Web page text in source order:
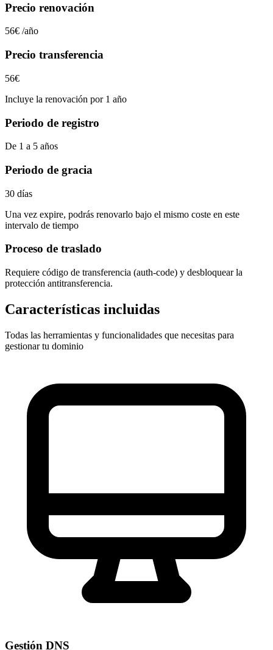
Precio renovación
56€ /año
Precio transferencia
56€
Incluye la renovación por 1 año
Periodo de registro
De 1 a 5 años
Periodo de gracia
30 días
Una vez expire, podrás renovarlo bajo el mismo coste en este
intervalo de tiempo
Proceso de traslado
Requiere código de transferencia (auth-code) y desbloquear la
protección antitransferencia.
Características incluidas
Todas las herramientas y funcionalidades que necesitas para
gestionar tu dominio
Gestión DNS